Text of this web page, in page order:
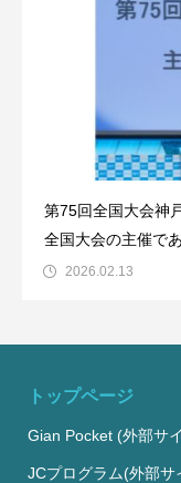
第75回全国大会神
全国大会の主催で
と役割を明確にす
2026.02.13
トップページ
Gian Pocket (外部サ
JCプログラム(外部サ